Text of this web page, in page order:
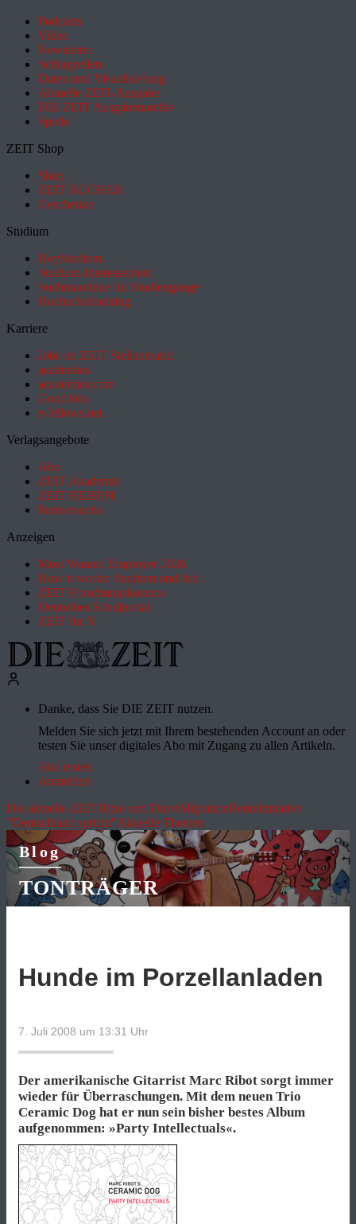
Podcasts
Video
Newsletter
Schlagzeilen
Daten und Visualisierung
Aktuelle ZEIT-Ausgabe
DIE ZEIT Ausgabenarchiv
Spiele
ZEIT Shop
Shop
ZEIT BÜCHER
Geschenke
Studium
HeyStudium
Studium-Interessentest
Suchmaschine für Studiengänge
Hochschulranking
Karriere
Jobs im ZEIT Stellenmarkt
academics
academics.com
GoodJobs
e-fellows.net
Verlagsangebote
Abo
ZEIT Akademie
ZEIT REISEN
Partnersuche
Anzeigen
Most Wanted Employer 2026
How it works: Studium und Job
ZEIT Forschungskosmos
Deutsches Schulportal
ZEIT für X
Danke, dass Sie DIE ZEIT nutzen.
Melden Sie sich jetzt mit Ihrem bestehenden Account an oder
testen Sie unser digitales Abo mit Zugang zu allen Artikeln.
Abo testen
Anmelden
Die aktuelle ZEITHitze und DürreMigrationRenteInitiative
"Deutschland spricht"Aktuelle Themen
Blog
TONTRÄGER
Hunde im Porzellanladen
7. Juli 2008 um 13:31 Uhr
Der amerikanische Gitarrist Marc Ribot sorgt immer
wieder für Überraschungen. Mit dem neuen Trio
Ceramic Dog hat er nun sein bisher bestes Album
aufgenommen: »Party Intellectuals«.